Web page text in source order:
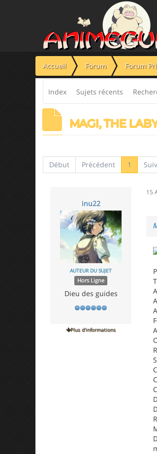
Accueil Forum Forum
Index Sujets récents
MAGI, THE
Début Précédent 1
inu22
AUTEUR DU SUJET
Hors Ligne
Dieu des guides
Plus d'informations
15